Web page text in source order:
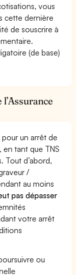
vous
cette dernière
de souscrire à
(de base)
un arrêt de
en tant que TNS
Tout d’abord,
/
au moins
pas dépasser
votre arrêt
ou